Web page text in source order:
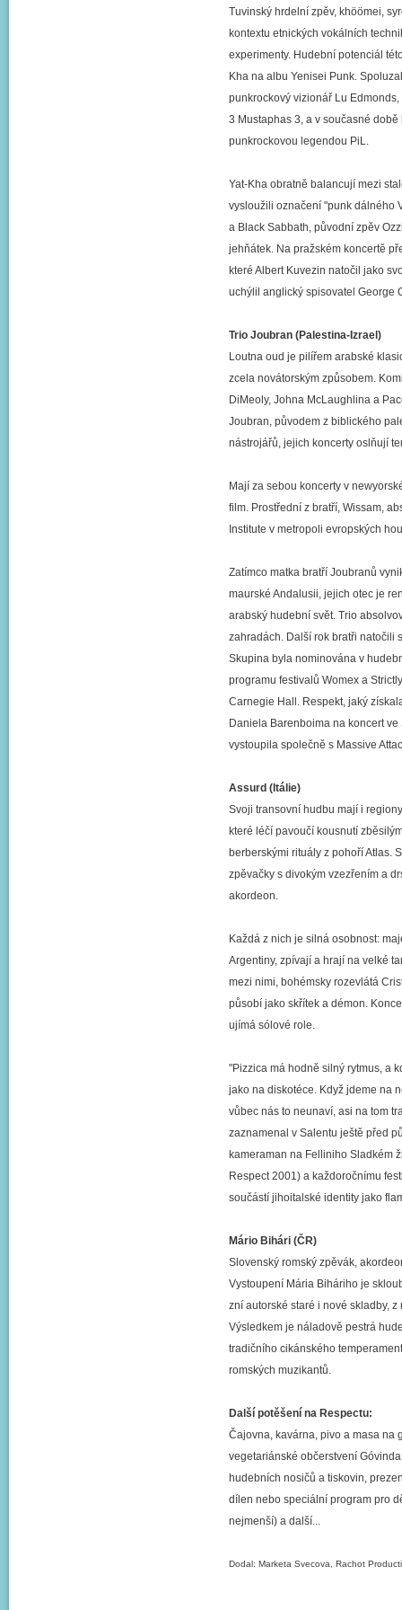
Tuvinský hrdelní zpěv, khöömei,
kontextu etnických vokálních
experimenty. Hudební potenciál
Kha na albu Yenisei Punk.
punkrockový vizionář Lu
3 Mustaphas 3, a v současné
punkrockovou legendou PiL.
Yat-Kha obratně balancují mezi
vysloužili označení "punk dálného
a Black Sabbath, původní zpěv
jehňátek. Na pražském koncertě
které Albert Kuvezin natočil jako
uchýlil anglický spisovatel George
Trio Joubran (Palestina-Izrael)
Loutna oud je pilířem arabské
zcela novátorským způsobem.
DiMeoly, Johna McLaughlina a
Joubran, původem z biblického
nástrojářů, jejich koncerty oslňují
Mají za sebou koncerty v
film. Prostřední z bratří, Wissam,
Institute v metropoli evropských
Zatímco matka bratří Joubranů
maurské Andalusii, jejich otec je
arabský hudební svět. Trio
zahradách. Další rok bratři natočili
Skupina byla nominována v
programu festivalů Womex a
Carnegie Hall. Respekt, jaký
Daniela Barenboima na koncert
vystoupila společně s Massive
Assurd (Itálie)
Svoji transovní hudbu mají i
které léčí pavoučí kousnutí
berberskými rituály z pohoří Atlas.
zpěvačky s divokým vzezřením a
akordeon.
Každá z nich je silná osobnost:
Argentiny, zpívají a hrají na velké
mezi nimi, bohémsky rozevlátá
působí jako skřítek a démon.
ujímá sólové role.
"Pizzica má hodně silný rytmus, a
jako na diskotéce. Když jdeme na
vůbec nás to neunaví, asi na tom
zaznamenal v Salentu ještě před
kameraman na Felliniho Sladkém
Respect 2001) a každoročnímu
součástí jihoitalské identity jako
Mário Bihári (ČR)
Slovenský romský zpěvák,
Vystoupení Mária Biháriho je
zní autorské staré i nové skladby,
Výsledkem je náladově pestrá
tradičního cikánského
romských muzikantů.
Další potěšení na Respectu:
Čajovna, kavárna, pivo a masa na
vegetariánské občerstvení
hudebních nosičů a tiskovin,
dílen nebo speciální program pro
nejmenší) a další...
Dodal: Marketa Svecova, Rachot